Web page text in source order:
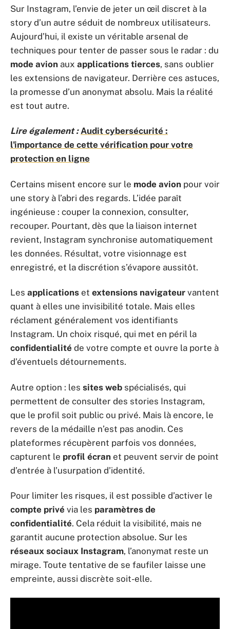
Sur Instagram, l’envie de jeter un œil discret à la
story d’un autre séduit de nombreux utilisateurs.
Aujourd’hui, il existe un véritable arsenal de
techniques pour tenter de passer sous le radar : du
mode avion aux applications tierces, sans oublier
les extensions de navigateur. Derrière ces astuces,
la promesse d’un anonymat absolu. Mais la réalité
est tout autre.
Lire également : Audit cybersécurité :
l'importance de cette vérification pour votre
protection en ligne
Certains misent encore sur le mode avion pour voir
une story à l’abri des regards. L’idée paraît
ingénieuse : couper la connexion, consulter,
recouper. Pourtant, dès que la liaison internet
revient, Instagram synchronise automatiquement
les données. Résultat, votre visionnage est
enregistré, et la discrétion s’évapore aussitôt.
Les applications et extensions navigateur vantent
quant à elles une invisibilité totale. Mais elles
réclament généralement vos identifiants
Instagram. Un choix risqué, qui met en péril la
confidentialité de votre compte et ouvre la porte à
d’éventuels détournements.
Autre option : les sites web spécialisés, qui
permettent de consulter des stories Instagram,
que le profil soit public ou privé. Mais là encore, le
revers de la médaille n’est pas anodin. Ces
plateformes récupèrent parfois vos données,
capturent le profil écran et peuvent servir de point
d’entrée à l’usurpation d’identité.
Pour limiter les risques, il est possible d’activer le
compte privé via les paramètres de
confidentialité. Cela réduit la visibilité, mais ne
garantit aucune protection absolue. Sur les
réseaux sociaux Instagram, l’anonymat reste un
mirage. Toute tentative de se faufiler laisse une
empreinte, aussi discrète soit-elle.